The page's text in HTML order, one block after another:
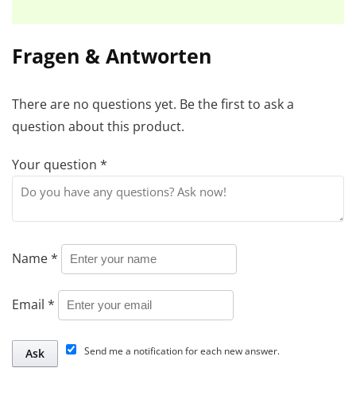
Fragen & Antworten
There are no questions yet. Be the first to ask a
question about this product.
Your question *
Name*
Email *
Send me a notification for each new answer.